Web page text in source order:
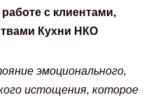
с клиентами,
Кухни НКО
эмоционального,
истощения, которое